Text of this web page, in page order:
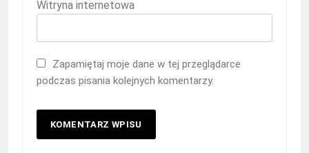
Witryna internetowa
Zapamiętaj moje dane w tej przeglądarce
podczas pisania kolejnych komentarzy.